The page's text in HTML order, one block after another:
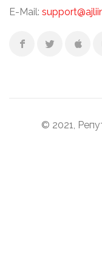
E-Mail:
© 2021,